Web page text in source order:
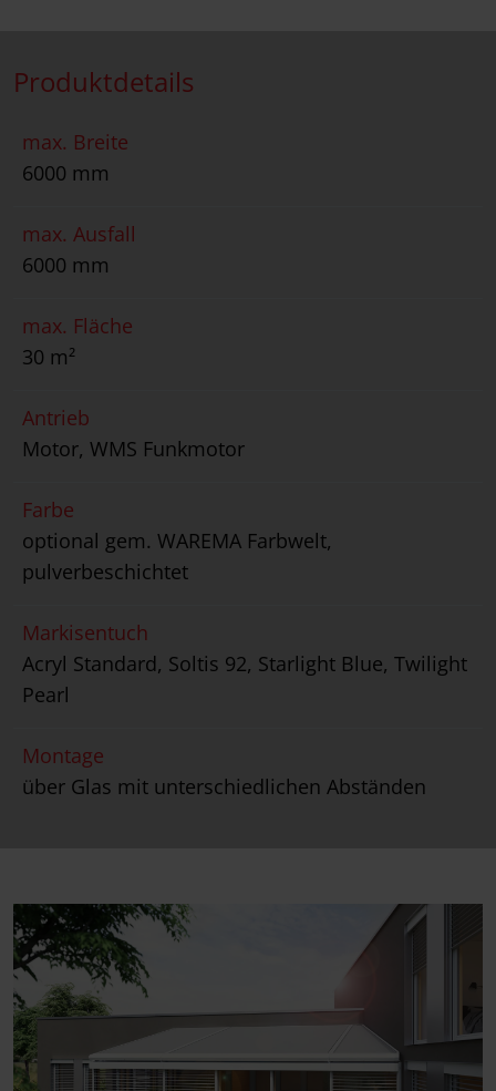
Produktdetails
max. Breite
6000 mm
max. Ausfall
6000 mm
max. Fläche
30 m²
Antrieb
Motor, WMS Funkmotor
Farbe
optional gem. WAREMA Farbwelt,
pulverbeschichtet
Markisentuch
Acryl Standard, Soltis 92, Starlight Blue, Twilight
Pearl
Montage
über Glas mit unterschiedlichen Abständen